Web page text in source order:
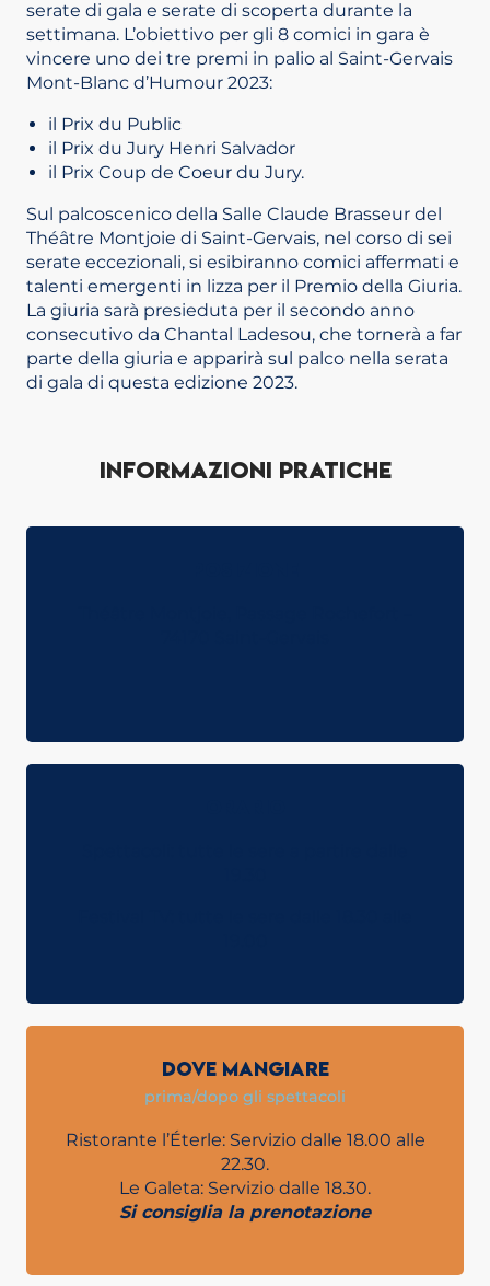
serate di gala e serate di scoperta durante la
settimana. L’obiettivo per gli 8 comici in gara è
vincere uno dei tre premi in palio al Saint-Gervais
Mont-Blanc d’Humour 2023:
il Prix du Public
il Prix du Jury Henri Salvador
il Prix Coup de Coeur du Jury.
Sul palcoscenico della Salle Claude Brasseur del
Théâtre Montjoie di Saint-Gervais, nel corso di sei
serate eccezionali, si esibiranno comici affermati e
talenti emergenti in lizza per il Premio della Giuria.
La giuria sarà presieduta per il secondo anno
consecutivo da Chantal Ladesou, che tornerà a far
parte della giuria e apparirà sul palco nella serata
di gala di questa edizione 2023.
INFORMAZIONI PRATICHE
DOVE MANGIARE
prima/dopo gli spettacoli
Ristorante l’Éterle: Servizio dalle 18.00 alle
22.30.
Le Galeta: Servizio dalle 18.30.
Si consiglia la prenotazione